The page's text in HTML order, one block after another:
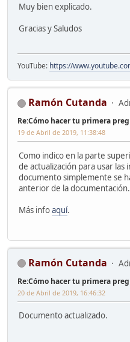
Muy bien explicado.
Gracias y Saludos
YouTube: https://
Ramón Cutanda
Re:Cómo hacer tu primera
19 de Abril de 2019, 11:38:48
Como indico en la parte
de actualización para usar las
documento simplemente se
anterior de la documentación.
Más infoaquí.
Ramón Cutanda
Re:Cómo hacer tu primera
20 de Abril de 2019, 16:46:32
Documento actualizado.